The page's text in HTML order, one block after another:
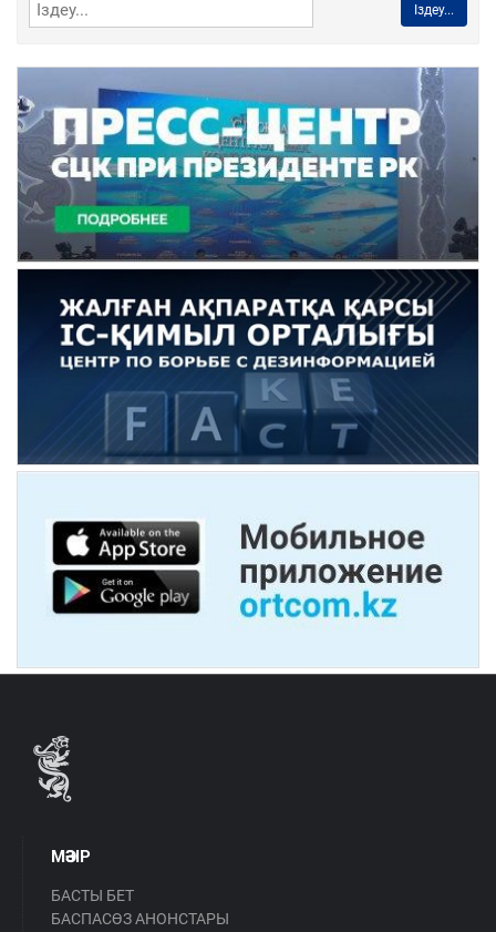
Іздеу...
МӘЗІР
БАСТЫ БЕТ
БАСПАСӨЗ АНОНСТАРЫ